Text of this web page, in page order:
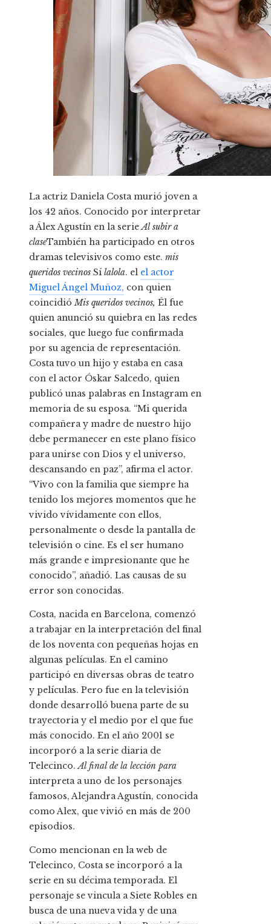
La actriz Daniela Costa murió joven a
los 42 años. Conocido por interpretar
a Álex Agustín en la serieAl subir a
claseTambién ha participado en otros
dramas televisivos como este. mis
queridos vecinos Sí lalola. el el actor
Miguel Ángel Muñoz, con quien
coincidióMis queridos vecinos, Él fue
quien anunció su quiebra en las redes
sociales, que luego fue confirmada
por su agencia de representación.
Costa tuvo un hijo y estaba en casa
con el actor Óskar Salcedo, quien
publicó unas palabras en Instagram en
memoria de su esposa. “Mi querida
compañera y madre de nuestro hijo
debe permanecer en este plano físico
para unirse con Dios y el universo,
descansando en paz”, afirma el actor.
“Vivo con la familia que siempre ha
tenido los mejores momentos que he
vivido vívidamente con ellos,
personalmente o desde la pantalla de
televisión o cine. Es el ser humano
más grande e impresionante que he
conocido”, añadió. Las causas de su
error son conocidas.
Costa, nacida en Barcelona, ​​comenzó
a trabajar en la interpretación del final
de los noventa con pequeñas hojas en
algunas películas. En el camino
participó en diversas obras de teatro
y películas. Pero fue en la televisión
donde desarrolló buena parte de su
trayectoria y el medio por el que fue
más conocido. En el año 2001 se
incorporó a la serie diaria de
Telecinco.Al final de la lección para
interpreta a uno de los personajes
famosos, Alejandra Agustín, conocida
como Alex, que vivió en más de 200
episodios.
Como mencionan en la web de
Telecinco, Costa se incorporó a la
serie en su décima temporada. El
personaje se vincula a Siete Robles en
busca de una nueva vida y de una